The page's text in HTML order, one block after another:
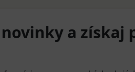
a získaj